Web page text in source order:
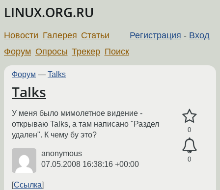
LINUX.ORG.RU
Регистрация - Вход
Новости Галерея Статьи
Форум Опросы Трекер Поиск
Форум — Talks
Talks
0
0
У меня было мимолетное видение -
открываю Talks, а там написано "Раздел
удален". К чему бу это?
anonymous
07.05.2008 16:38:16 +00:00
Ссылка